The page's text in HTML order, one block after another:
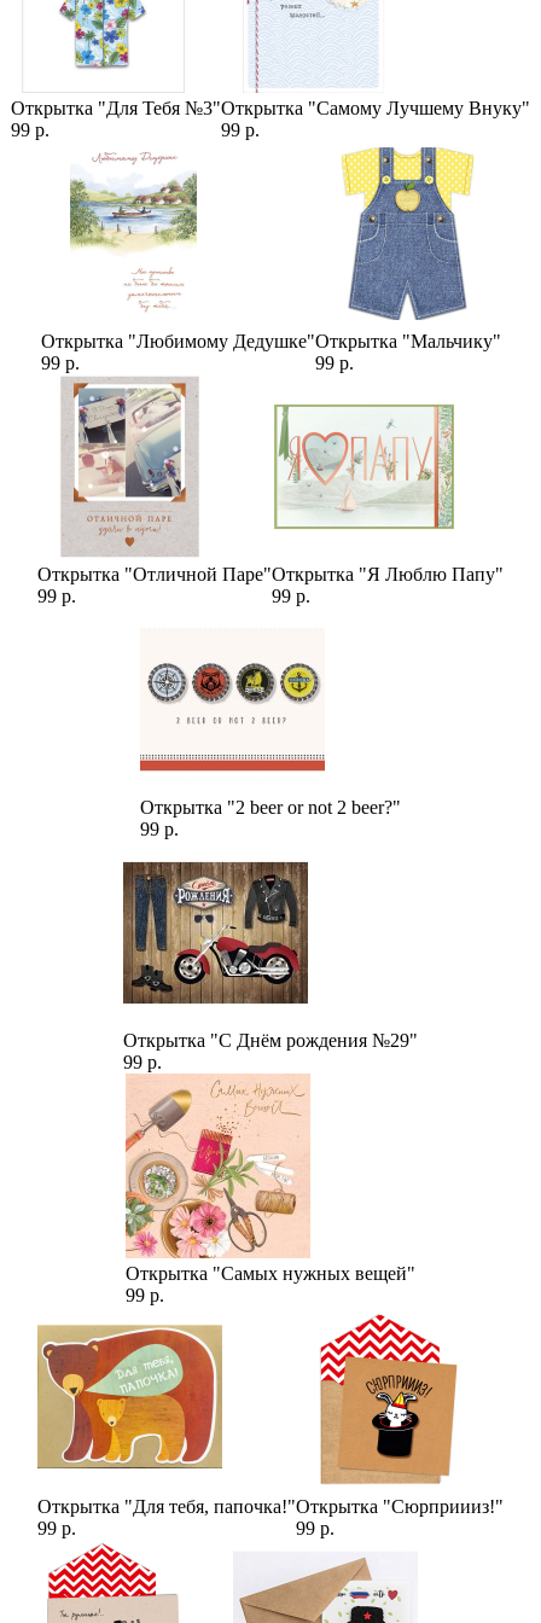
Открытка "Для Тебя №3"
99 р.
Открытка "Самому Лучшему Внуку"
99 р.
Открытка "Любимому Дедушке"
99 р.
Открытка "Мальчику"
99 р.
Открытка "Отличной Паре"
99 р.
Открытка "Я Люблю Папу"
99 р.
Открытка "2 beer or not 2 beer?"
99 р.
Открытка "С Днём рождения №29"
99 р.
Открытка "Самых нужных вещей"
99 р.
Открытка "Для тебя, папочка!"
99 р.
Открытка "Сюрприииз!"
99 р.